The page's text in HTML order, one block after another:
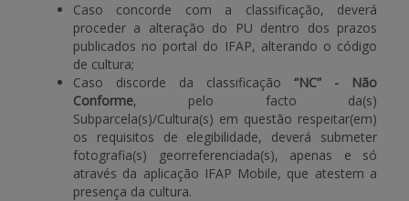
Caso concorde com a classificação, deverá
proceder a alteração do PU dentro dos prazos
publicados no portal do IFAP, alterando o código
de cultura;
Caso discorde da classificação “NC” - Não
Conforme, pelo facto da(s)
Subparcela(s)/Cultura(s) em questão respeitar(em)
os requisitos de elegibilidade, deverá submeter
fotografia(s) georreferenciada(s), apenas e só
através da aplicação IFAP Mobile, que atestem a
presença da cultura.